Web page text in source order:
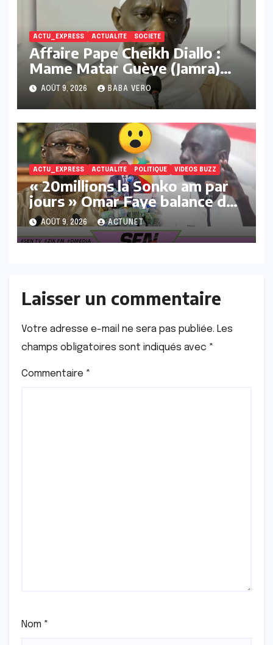
ACTU_EXPRESS ACTUALITE SOCIETE
Affaire Pape Cheikh Diallo :
Mame Matar Guèye (Jamra)
réaffirme son engagement
contre ce qu’il qualifie de «
réseaux LGBT, pédocriminels
et de narcotrafiquants »
AOÛT 9, 2026 BABA VERO
ACTU_EXPRESS ACTUALITE POLITIQUE VIDEOS BUZZ
« 20millions la Sonko am par
jours » Omar Faye balance des
infos de tailles sur Sonko
AOÛT 9, 2026 ACTUNET
Laisser un commentaire
Votre adresse e-mail ne sera pas publiée. Les
champs obligatoires sont indiqués avec *
Commentaire *
Nom *